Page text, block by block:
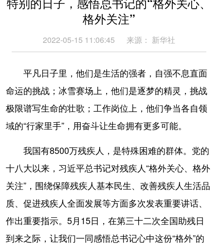
视频 图片
中央文件 金融
城市 旅游 能源 会展
彩票 娱乐 时尚
文化产业
地方频道
北京 天津 河北 山西
辽宁 吉林 上海 江苏
格外关注”
2022-05-15 11:06:45 来源： 新华社
平凡日子里，他们是生活的强者，自强不息直面
命运的挑战；冰雪赛场上，他们是逐梦的精灵，挑战
极限谱写生命的壮歌；工作岗位上，他们争当各自领
域的“行家里手”，用奋斗让生命拥有更多可能。
我国有8500万残疾人，是特殊困难的群体。党的
十八大以来，习近平总书记对残疾人“格外关心、格外
关注”，围绕保障残疾人基本民生、改善残疾人生活品
质、促进残疾人全面发展等方面多次发表重要讲话、
作出重要指示。5月15日，在第三十二次全国助残日
到来之际，让我们一同感悟总书记心中这份“格外”的